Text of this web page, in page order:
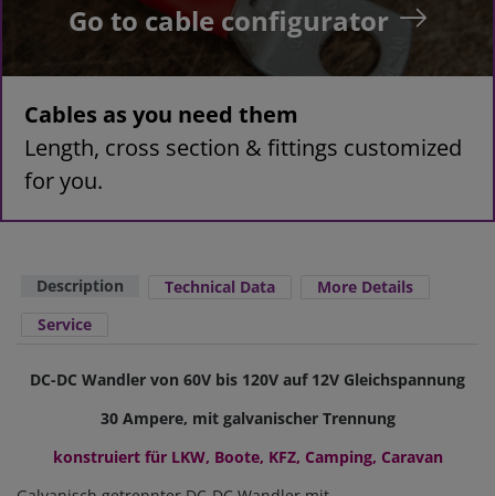
Go to cable configurator
Cables as you need them
Length, cross section & fittings customized
for you.
Description Technical Data
More Details
Service
DC-DC Wandler von 60V bis 120V auf 12V Gleichspannung
30 Ampere, mit galvanischer Trennung
konstruiert für LKW, Boote, KFZ, Camping, Caravan